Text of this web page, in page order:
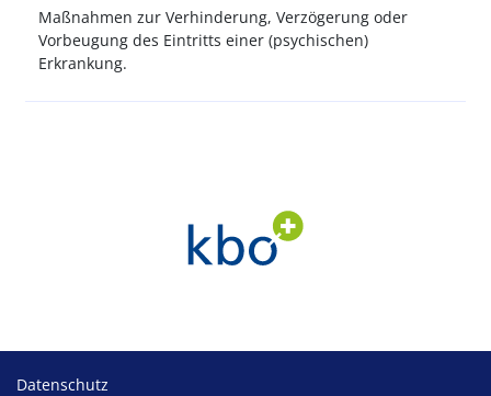
Maßnahmen zur Verhinderung, Verzögerung oder
Vorbeugung des Eintritts einer (psychischen)
Erkrankung.
Datenschutz